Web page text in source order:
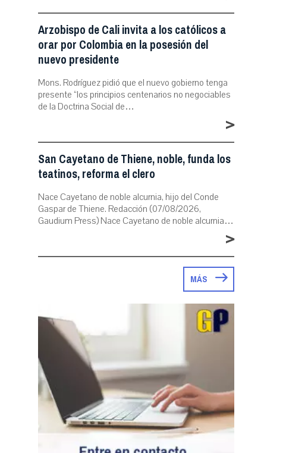
Arzobispo de Cali invita a los católicos a
orar por Colombia en la posesión del
nuevo presidente
Mons. Rodríguez pidió que el nuevo gobierno tenga
presente “los principios centenarios no negociables
de la Doctrina Social de…
>
San Cayetano de Thiene, noble, funda los
teatinos, reforma el clero
Nace Cayetano de noble alcurnia, hijo del Conde
Gaspar de Thiene. Redacción (07/08/2026,
Gaudium Press) Nace Cayetano de noble alcurnia…
>
MÁS